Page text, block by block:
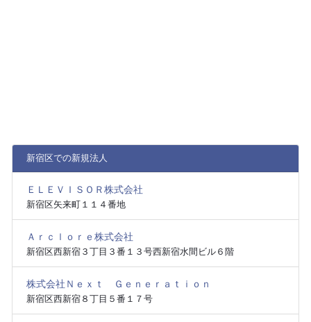
新宿区での新規法人
ＥＬＥＶＩＳＯＲ株式会社
新宿区矢来町１１４番地
Ａｒｃｌｏｒｅ株式会社
新宿区西新宿３丁目３番１３号西新宿水間ビル６階
株式会社Ｎｅｘｔ Ｇｅｎｅｒａｔｉｏｎ
新宿区西新宿８丁目５番１７号